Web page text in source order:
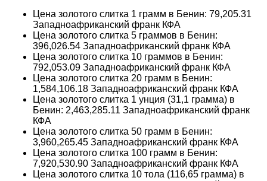
Цена золотого слитка 1 грамм в Бенин: 79,205.31
Западноафриканский франк КФА
Цена золотого слитка 5 граммов в Бенин:
396,026.54 Западноафриканский франк КФА
Цена золотого слитка 10 граммов в Бенин:
792,053.09 Западноафриканский франк КФА
Цена золотого слитка 20 грамм в Бенин:
1,584,106.18 Западноафриканский франк КФА
Цена золотого слитка 1 унция (31,1 грамма) в
Бенин: 2,463,285.11 Западноафриканский франк
КФА
Цена золотого слитка 50 грамм в Бенин:
3,960,265.45 Западноафриканский франк КФА
Цена золотого слитка 100 грамм в Бенин:
7,920,530.90 Западноафриканский франк КФА
Цена золотого слитка 10 тола (116,65 грамма) в